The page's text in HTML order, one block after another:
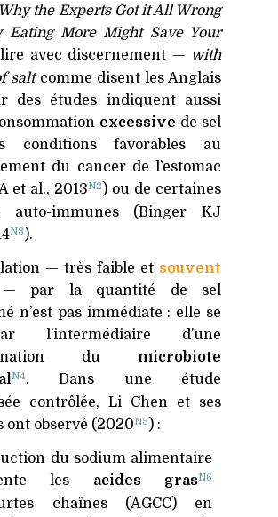
the Experts Got it All Wrong
Eating More Might Save Your
avec discernement — with
saltcomme disent les Anglais
des études indiquent aussi
excessive de sel
conditions favorables au
du cancer de l’estomac
et al., 2013N2 ) ou de certaines
auto-immunes (Binger KJ
N3 ).
— très faible et souvent
par la quantité de sel
n’est pas immédiate : elle se
l’intermédiaire d’une
du microbiote
N4. Dans une étude
contrôlée, Li Chen et ses
ont observé (2020N5 ) :
du sodium alimentaire
les acides grasN6
chaînes (AGCC) en